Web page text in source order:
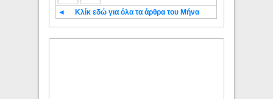
◄ Κλίκ εδώ για όλα τα άρθρα του Μήνα